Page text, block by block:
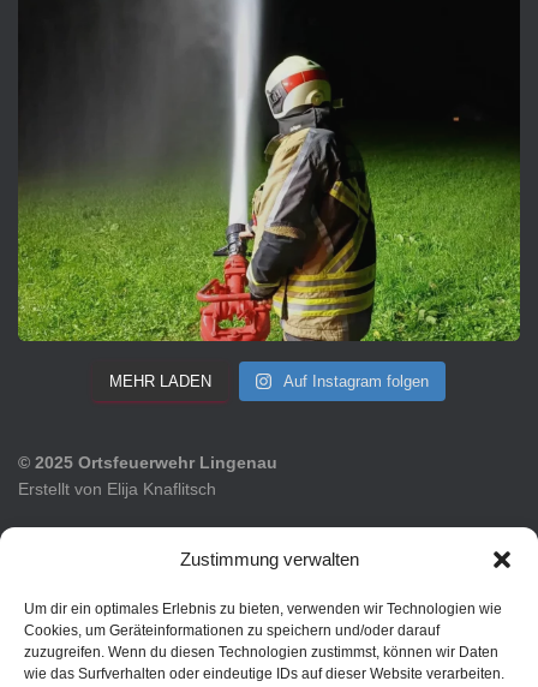
Zustimmung verwalten
Um dir ein optimales Erlebnis zu bieten, verwenden wir Technologien wie
Cookies, um Geräteinformationen zu speichern und/oder darauf
zuzugreifen. Wenn du diesen Technologien zustimmst, können wir Daten
wie das Surfverhalten oder eindeutige IDs auf dieser Website verarbeiten.
MEHR LADEN Auf Instagram folgen
© 2025 Ortsfeuerwehr Lingenau
Erstellt von Elija Knaflitsch
Tel: +43 5513/61 33-0
Mail: feuerwehr@lingenau.net